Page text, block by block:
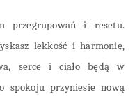
przegrupowań i resetu.
lekkość i harmonię,
serce i ciało będą w
spokoju przyniesie nową